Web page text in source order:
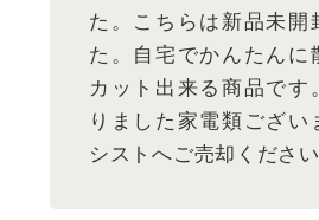
た。こちらは新品未開
た。自宅でかんたんに
カット出来る商品です
りました家電類ござい
シストへご売却ください